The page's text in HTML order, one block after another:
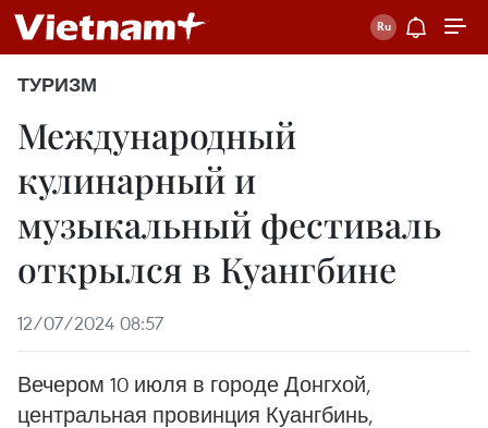
ТУРИЗМ
Международный
кулинарный и
музыкальный фестиваль
открылся в Куангбине
12/07/2024 08:57
Вечером 10 июля в городе Донгхой,
центральная провинция Куангбинь,